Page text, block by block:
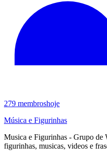
279 membroshoje
Música e Figurinhas
Musica e Figurinhas - Grupo de
figurinhas, musicas, videos e